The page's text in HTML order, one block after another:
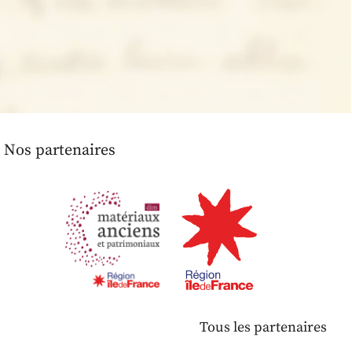
Nos partenaires
Tous les partenaires